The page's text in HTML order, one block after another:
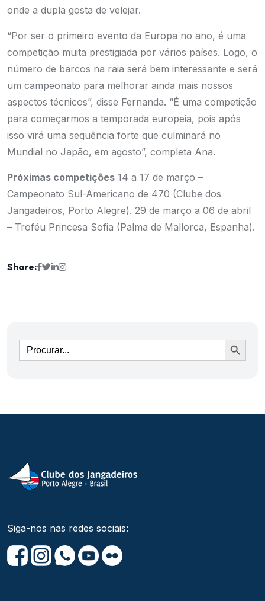
onde a dupla gosta de velejar.
“Por ser o primeiro evento da Europa no ano, é uma
competição muita prestigiada por vários países. Logo, o
número de barcos na raia será bem interessante e será
um campeonato para melhorar ainda mais nossos
aspectos técnicos”, disse Fernanda. “É uma competição
para começarmos a temporada europeia, pois após
isso virá uma sequência forte que culminará no
Mundial no Japão, em agosto”, completa Ana.
Próximas competições 14 a 17 de março –
Campeonato Sul-Americano de 470 (Clube dos
Jangadeiros, Porto Alegre). 29 de março a 06 de abril
– Troféu Princesa Sofia (Palma de Mallorca, Espanha).
Share:
Ir
Siga-nos nas redes sociais: